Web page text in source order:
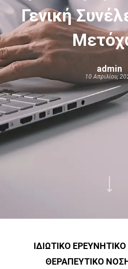
Γενική
admin
10 Απριλίου,
ΙΔΙΩΤΙΚΟ
ΘΕΡΑΠΕΥΤΙΚΟ